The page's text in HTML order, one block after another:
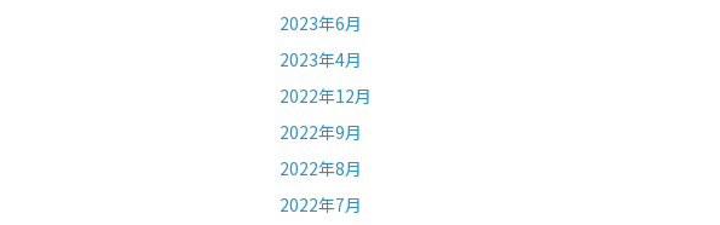
2023年6月
2023年4月
2022年12月
2022年9月
2022年8月
2022年7月